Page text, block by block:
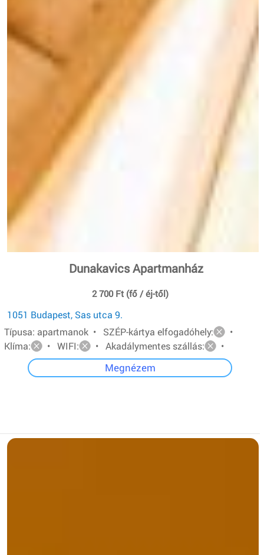
Dunakavics Apartmanház
2 700 Ft (fő / éj-től)
1051 Budapest, Sas utca 9.
Típusa: apartmanok • SZÉP-kártya elfogadóhely:
•
Klíma:
• WIFI: • Akadálymentes szállás: •
Megnézem